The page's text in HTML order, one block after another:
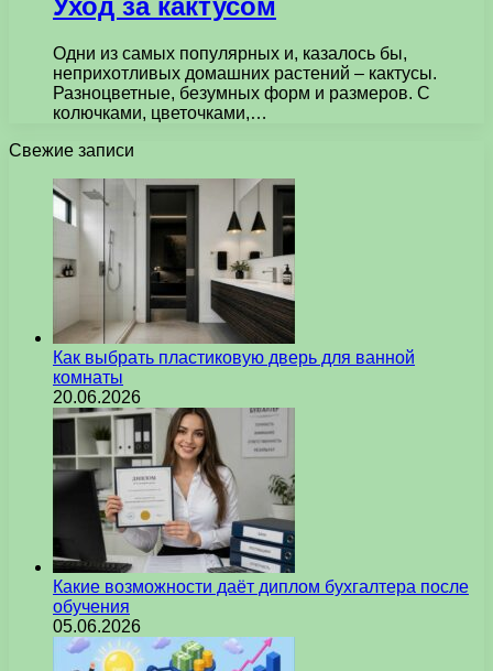
Одни из самых популярных и, казалось бы,
неприхотливых домашних растений – кактусы.
Разноцветные, безумных форм и размеров. С
колючками, цветочками,…
Свежие записи
Как выбрать пластиковую дверь для ванной
комнаты
20.06.2026
Какие возможности даёт диплом бухгалтера после
обучения
05.06.2026